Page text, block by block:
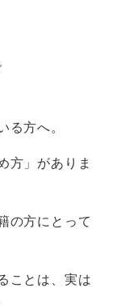
方へ。
方」がありま
の方にとって
ことは、実は